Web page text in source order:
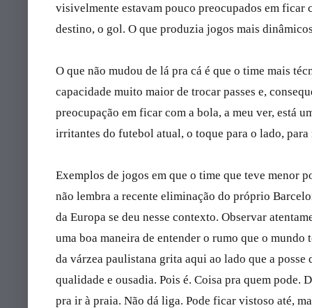
visivelmente estavam pouco preocupados em
destino, o gol. O que produzia jogos mais
O que não mudou de lá pra cá é que o time mais
capacidade muito maior de trocar passes e,
preocupação em ficar com a bola, a meu ver, está
irritantes do futebol atual, o toque para o lado,
Exemplos de jogos em que o time que teve menor
não lembra a recente eliminação do próprio
da Europa se deu nesse contexto. Observar
uma boa maneira de entender o rumo que o
da várzea paulistana grita aqui ao lado que a
qualidade e ousadia. Pois é. Coisa pra quem
pra ir à praia. Não dá liga. Pode ficar vistoso até,